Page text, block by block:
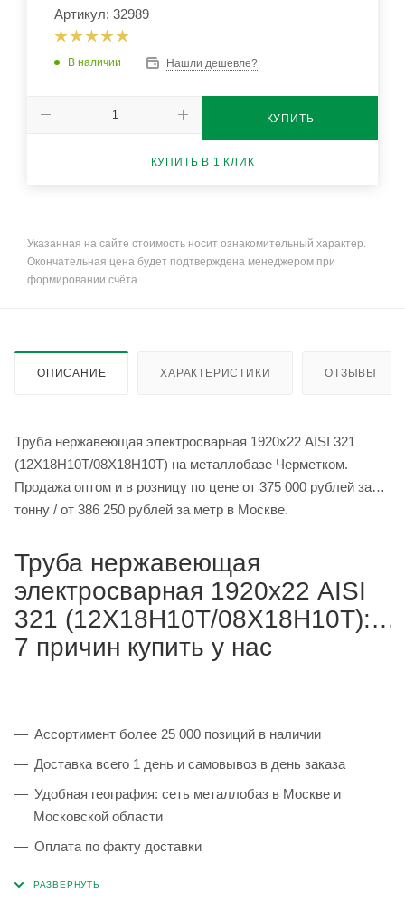
Артикул: 32989
В наличии Нашли дешевле?
КУПИТЬ
КУПИТЬ В 1 КЛИК
Указанная на сайте стоимость носит ознакомительный характер.
Окончательная цена будет подтверждена менеджером при
формировании счёта.
ОПИСАНИЕ ХАРАКТЕРИСТИКИ ОТЗЫВЫ
Труба нержавеющая электросварная 1920х22 AISI 321
(12Х18Н10Т/08Х18Н10Т) на металлобазе Черметком.
Продажа оптом и в розницу по цене от 375 000 рублей за
тонну / от 386 250 рублей за метр в Москве.
Труба нержавеющая
электросварная 1920х22 AISI
321 (12Х18Н10Т/08Х18Н10Т):
7 причин купить у нас
Ассортимент более 25 000 позиций в наличии
Доставка всего 1 день и самовывоз в день заказа
Удобная география: сеть металлобаз в Москве и
Московской области
Оплата по факту доставки